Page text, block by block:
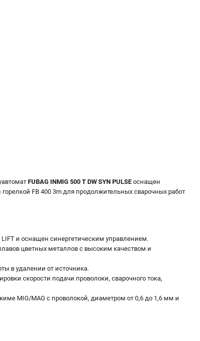
FUBAG INMIG 500 T DW SYN PULSE оснащен
FB 400 3m для продолжительных сварочных работ
и оснащен синергетическим управлением.
цветных металлов с высоким качеством и
в удалении от источника.
скорости подачи проволоки, сварочного тока,
MIG/MAG с проволокой, диаметром от 0,6 до 1,6 мм и